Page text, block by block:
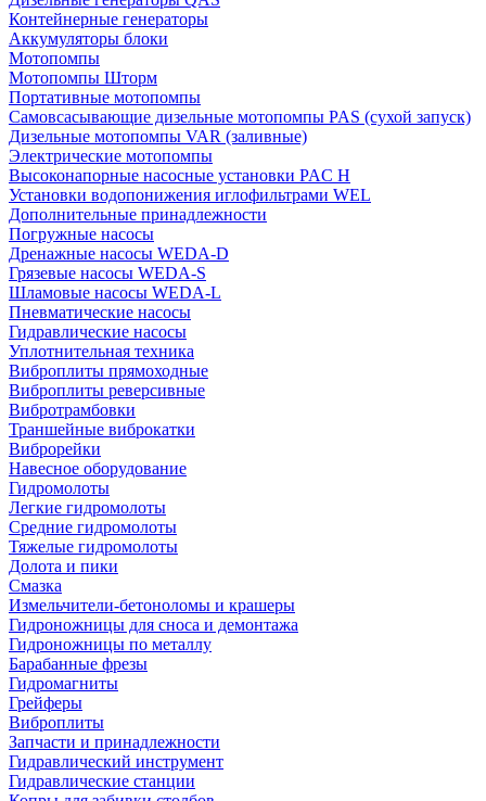
Контейнерные генераторы
Аккумуляторы блоки
Мотопомпы
Мотопомпы Шторм
Портативные мотопомпы
Самовсасывающие дизельные мотопомпы PAS (сухой запуск)
Дизельные мотопомпы VAR (заливные)
Электрические мотопомпы
Высоконапорные насосные установки PAC H
Установки водопонижения иглофильтрами WEL
Дополнительные принадлежности
Погружные насосы
Дренажные насосы WEDA-D
Грязевые насосы WEDA-S
Шламовые насосы WEDA-L
Пневматические насосы
Гидравлические насосы
Уплотнительная техника
Виброплиты прямоходные
Виброплиты реверсивные
Вибротрамбовки
Траншейные виброкатки
Виброрейки
Навесное оборудование
Гидромолоты
Легкие гидромолоты
Средние гидромолоты
Тяжелые гидромолоты
Долота и пики
Смазка
Измельчители-бетоноломы и крашеры
Гидроножницы для сноса и демонтажа
Гидроножницы по металлу
Барабанные фрезы
Гидромагниты
Грейферы
Виброплиты
Запчасти и принадлежности
Гидравлический инструмент
Гидравлические станции